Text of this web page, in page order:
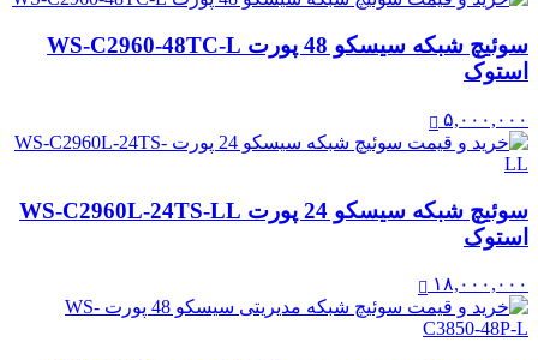
سوئیچ شبکه سیسکو 48 پورت WS-C2960-48TC-L
استوک
۵,۰۰۰,۰۰۰
سوئیچ شبکه سیسکو 24 پورت WS-C2960L-24TS-LL
استوک
۱۸,۰۰۰,۰۰۰